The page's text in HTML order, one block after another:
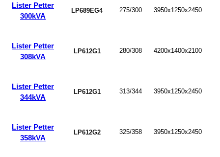
Lister Petter
300kVA
LP689EG4 275/300 3950x1250x2450
Lister Petter
308kVA
LP612G1 280/308 4200x1400x2100
Lister Petter
344kVA
LP612G1 313/344 3950x1250x2450
Lister Petter
358kVA
LP612G2 325/358 3950x1250x2450